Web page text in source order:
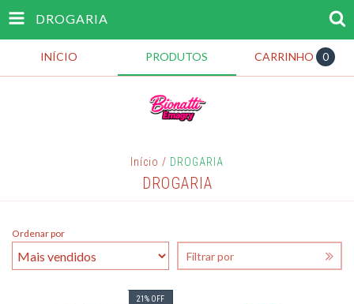
DROGARIA
INÍCIO PRODUTOS CARRINHO 0
Início / DROGARIA
DROGARIA
Ordenar por
Filtrar por
21 % OFF